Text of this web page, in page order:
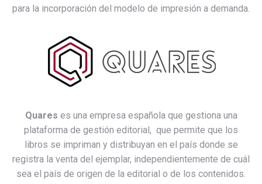
para la incorporación del modelo de impresión a demanda.
Quares es una empresa española que gestiona una
plataforma de gestión editorial, que permite que los
libros se impriman y distribuyan en el país donde se
registra la venta del ejemplar, independientemente de cuál
sea el país de origen de la editorial o de los contenidos.